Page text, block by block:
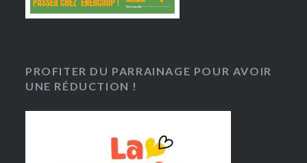
PROFITER DU PARRAINAGE POUR AVOIR
UNE RÉDUCTION !